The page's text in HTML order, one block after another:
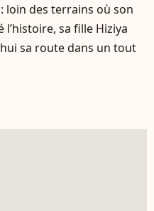
loin des terrains où son
l’histoire, sa fille Hiziya
sa route dans un tout